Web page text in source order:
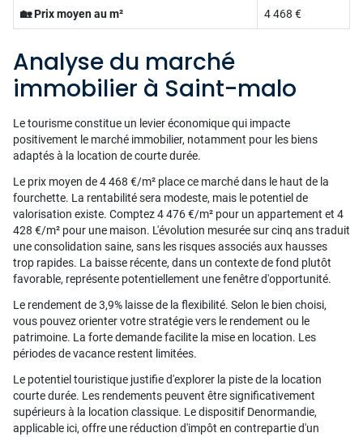
🏡 Prix moyen au m² 4 468 €
Analyse du marché
immobilier à Saint-malo
Le tourisme constitue un levier économique qui impacte
positivement le marché immobilier, notamment pour les biens
adaptés à la location de courte durée.
Le prix moyen de 4 468 €/m² place ce marché dans le haut de la
fourchette. La rentabilité sera modeste, mais le potentiel de
valorisation existe. Comptez 4 476 €/m² pour un appartement et 4
428 €/m² pour une maison. L'évolution mesurée sur cinq ans traduit
une consolidation saine, sans les risques associés aux hausses
trop rapides. La baisse récente, dans un contexte de fond plutôt
favorable, représente potentiellement une fenêtre d'opportunité.
Le rendement de 3,9% laisse de la flexibilité. Selon le bien choisi,
vous pouvez orienter votre stratégie vers le rendement ou le
patrimoine. La forte demande facilite la mise en location. Les
périodes de vacance restent limitées.
Le potentiel touristique justifie d'explorer la piste de la location
courte durée. Les rendements peuvent être significativement
supérieurs à la location classique. Le dispositif Denormandie,
applicable ici, offre une réduction d'impôt en contrepartie d'un